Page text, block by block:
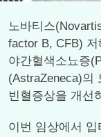
노바티스
factor B, CFB) 저
야간혈색소뇨증
(AstraZeneca)의
빈혈증상을 개선
이번 임상에서